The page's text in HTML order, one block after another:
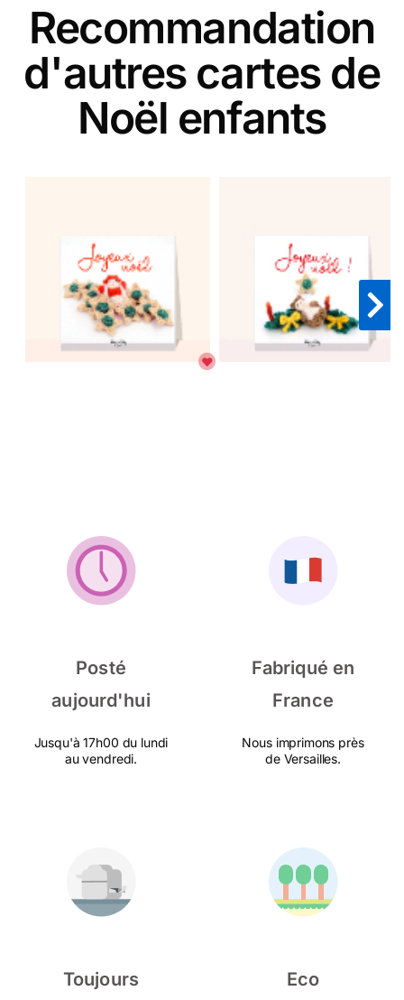
Recommandation
d'autres cartes de
Noël enfants
Posté
aujourd'hui
Jusqu'à 17h00 du lundi
au vendredi.
Fabriqué en
France
Nous imprimons près
de Versailles.
Toujours
Eco